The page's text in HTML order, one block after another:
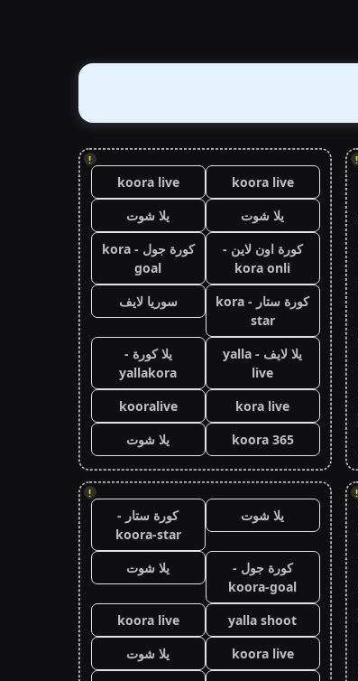
!
!
!
koora live
koora live
يلا شوت
يلا شوت
كورة اون لاين -
kora onli
كورة جول - kora
goal
كورة ستار - kora
star
سوريا لايف
يلا لايف - yalla
live
يلا كورة -
yallakora
kora live
kooralive
koora 365
يلا شوت
!
يلا شوت
كورة ستار -
koora-star
كورة جول -
koora-goal
يلا شوت
yalla shoot
koora live
koora live
يلا شوت